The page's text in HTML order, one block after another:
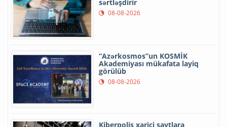
sərtləşdirir
08-08-2026
“Azərkosmos”un KOSMİK
Akademiyası mükafata layiq
görülüb
08-08-2026
Kiberpolis xarici saytlara